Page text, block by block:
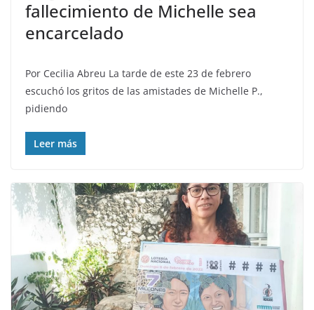
fallecimiento de Michelle sea
encarcelado
Por Cecilia Abreu La tarde de este 23 de febrero
escuchó los gritos de las amistades de Michelle P.,
pidiendo
Leer más